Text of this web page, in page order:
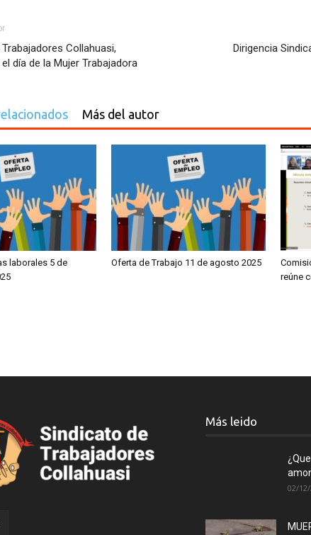
Collahuasi,
día de la Mujer Trabajadora
Dirigencia
Más del autor
laborales 5 de
Oferta de Trabajo 11 de agosto 2025
reúne
Más leido
02/